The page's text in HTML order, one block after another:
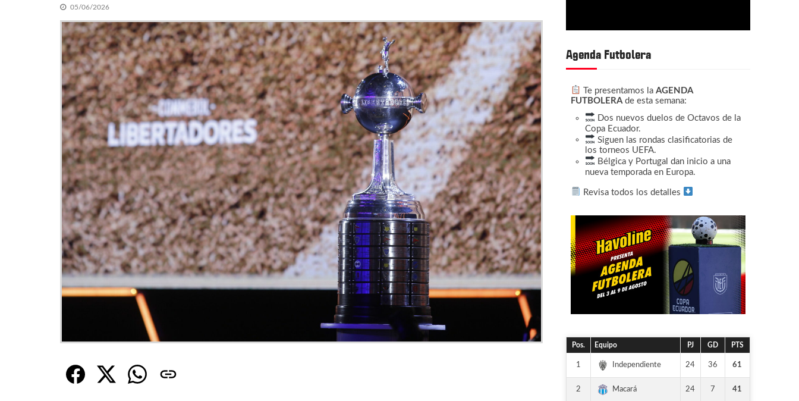
05/06/2026
Agenda Futbolera
Te presentamos la AGENDA
FUTBOLERAde esta semana:
Dos nuevos duelos de Octavos de la
Copa Ecuador.
Siguen las rondas clasificatorias de
los torneos UEFA.
Bélgica y Portugal dan inicio a una
nueva temporada en Europa.
Revisa todos los detalles
Pos. Equipo PJ GD PTS
1 Independiente 24 36 61
2 Macará 24 7 41